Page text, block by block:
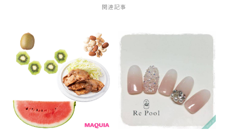
関連記事